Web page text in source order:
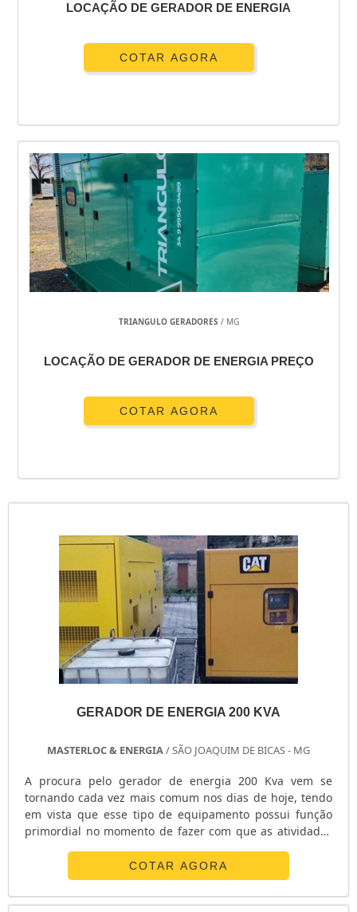
LOCAÇÃO DE GERADOR DE ENERGIA
COTAR AGORA
TRIANGULO GERADORES / MG
LOCAÇÃO DE GERADOR DE ENERGIA PREÇO
COTAR AGORA
GERADOR DE ENERGIA 200 KVA
MASTERLOC & ENERGIA/ SÃO JOAQUIM DE BICAS - MG
A procura pelo gerador de energia 200 Kva vem se
tornando cada vez mais comum nos dias de hoje, tendo
em vista que esse tipo de equipamento possui função
primordial no momento de fazer com que as atividades
não sejam paralisadas por quedas no sistema de
fornecimento de energia elétrica.INFORMAÇÕES SOBRE
O GERADOR DE ENERGIAO gerador 200 Kva é fabricado a
partir de materiais de ótima qualidade, sendo fornecido
COTAR AGORA